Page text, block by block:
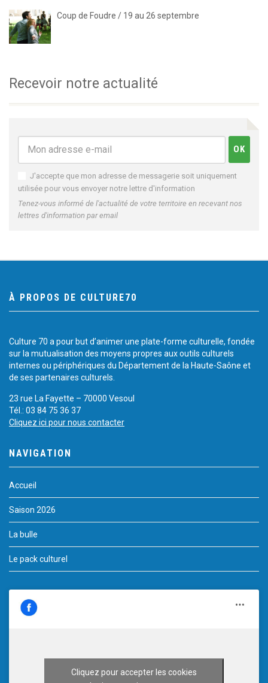
Coup de Foudre / 19 au 26 septembre
Recevoir notre actualité
J'accepte que mon adresse de messagerie soit uniquement
utilisée pour vous envoyer notre lettre d'information
Tenez-vous informé de l'actualité de votre territoire en recevant nos
lettres d'information par email
À PROPOS DE CULTURE70
Culture 70 a pour but d’animer une plate-forme culturelle, fondée
sur la mutualisation des moyens propres aux outils culturels
internes ou périphériques du Département de la Haute-Saône et
de ses partenaires culturels.
23 rue La Fayette – 70000 Vesoul
Tél.: 03 84 75 36 37
Cliquez ici pour nous contacter
NAVIGATION
Accueil
Saison 2026
La bulle
Le pack culturel
Cliquez pour accepter les cookies